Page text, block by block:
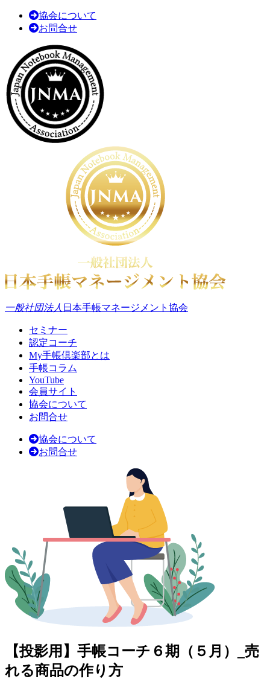
協会について
お問合せ
一般社団法人 日本手帳マネージメント協会
セミナー
認定コーチ
My手帳倶楽部とは
手帳コラム
YouTube
会員サイト
協会について
お問合せ
協会について
お問合せ
【投影用】手帳コーチ６期（５月）_売
れる商品の作り方